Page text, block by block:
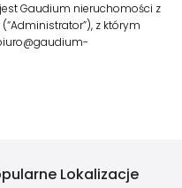
Gaudium nieruchomości z
z którym
Lokalizacje